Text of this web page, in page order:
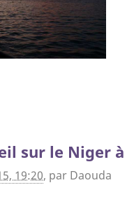
sur le Niger à
19:20, par Daouda